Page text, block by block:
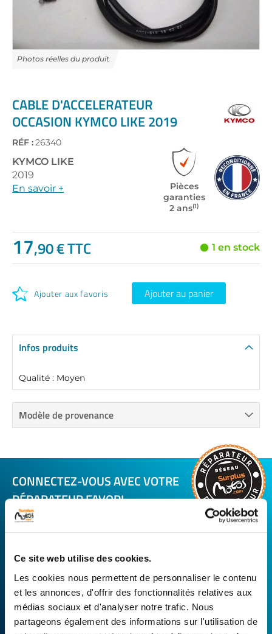
Ce site web utilise des cookies.
Les cookies nous permettent de personnaliser le contenu
et les annonces, d'offrir des fonctionnalités relatives aux
médias sociaux et d'analyser notre trafic. Nous
partageons également des informations sur l'utilisation de
the
beginning
of
the
images
gallery
CABLE D'ACCELERATEUR
OCCASION KYMCO LIKE 2019
RÉF :26340
KYMCO LIKE
2019
En savoir +
Pièces
garanties
2 ans(1)
17,90 € TTC 1 en stock
Ajouter aux favoris Ajouter au panier
Infos produits
Qualité : Moyen
Modèle de provenance
CONNECTEZ-VOUS AVEC VOTRE
RÉPARATEUR FAVORI
Avec Surplus Motos, bénéficiez de l’expertise
Distributeurs. De l’achat depièces scooters
d’occasion garanties à la révision complète de
votre 2 roues, trouvez le garage le plus proche de
chez vous.